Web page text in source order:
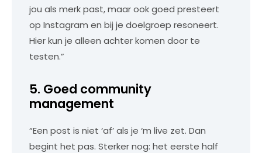
jou als merk past, maar ook goed presteert
op Instagram en bij je doelgroep resoneert.
Hier kun je alleen achter komen door te
testen.”
5. Goed community
management
“Een post is niet ‘af’ als je ‘m live zet. Dan
begint het pas. Sterker nog: het eerste half